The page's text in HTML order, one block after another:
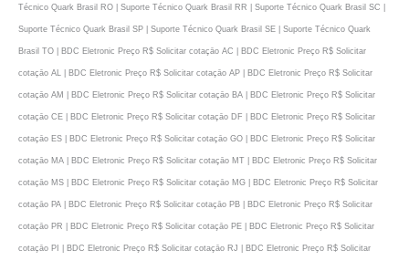
Técnico Quark Brasil RO | Suporte Técnico Quark Brasil RR | Suporte Técnico Quark Brasil SC |
Suporte Técnico Quark Brasil SP | Suporte Técnico Quark Brasil SE | Suporte Técnico Quark
Brasil TO | BDC Eletronic Preço R$ Solicitar cotaçāo AC | BDC Eletronic Preço R$ Solicitar
cotaçāo AL | BDC Eletronic Preço R$ Solicitar cotaçāo AP | BDC Eletronic Preço R$ Solicitar
cotaçāo AM | BDC Eletronic Preço R$ Solicitar cotaçāo BA | BDC Eletronic Preço R$ Solicitar
cotaçāo CE | BDC Eletronic Preço R$ Solicitar cotaçāo DF | BDC Eletronic Preço R$ Solicitar
cotaçāo ES | BDC Eletronic Preço R$ Solicitar cotaçāo GO | BDC Eletronic Preço R$ Solicitar
cotaçāo MA | BDC Eletronic Preço R$ Solicitar cotaçāo MT | BDC Eletronic Preço R$ Solicitar
cotaçāo MS | BDC Eletronic Preço R$ Solicitar cotaçāo MG | BDC Eletronic Preço R$ Solicitar
cotaçāo PA | BDC Eletronic Preço R$ Solicitar cotaçāo PB | BDC Eletronic Preço R$ Solicitar
cotaçāo PR | BDC Eletronic Preço R$ Solicitar cotaçāo PE | BDC Eletronic Preço R$ Solicitar
cotaçāo PI | BDC Eletronic Preço R$ Solicitar cotaçāo RJ | BDC Eletronic Preço R$ Solicitar